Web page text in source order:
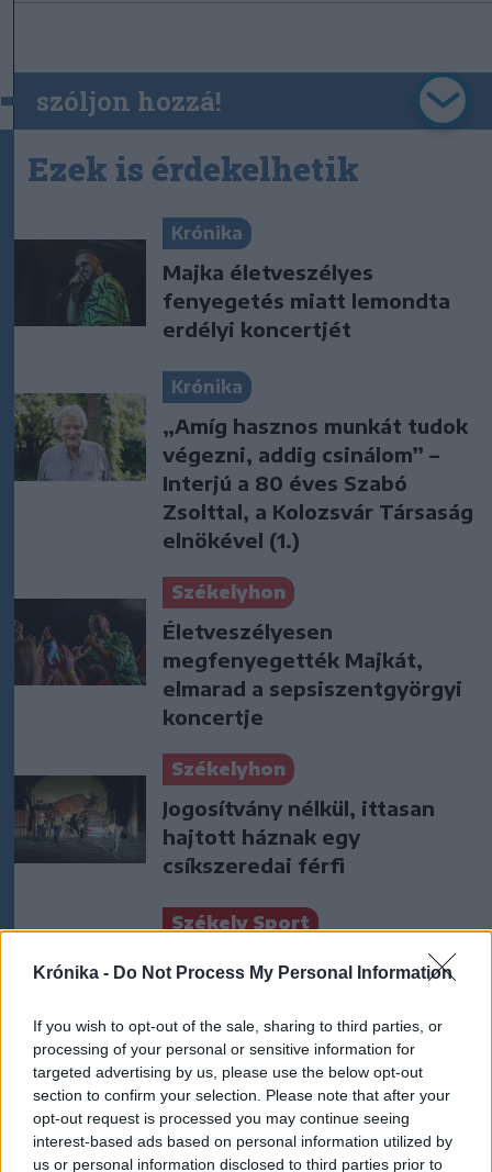
Krónika - Do Not Process My Personal Information
If you wish to opt-out of the sale, sharing to third parties, or
processing of your personal or sensitive information for
targeted advertising by us, please use the below opt-out
section to confirm your selection. Please note that after your
opt-out request is processed you may continue seeing
interest-based ads based on personal information utilized by
us or personal information disclosed to third parties prior to
szóljon hozzá!
Ezek is érdekelhetik
Krónika
Majka életveszélyes
fenyegetés miatt lemondta
erdélyi koncertjét
Krónika
„Amíg hasznos munkát tudok
végezni, addig csinálom” –
Interjú a 80 éves Szabó
Zsolttal, a Kolozsvár Társaság
elnökével (1.)
Székelyhon
Életveszélyesen
megfenyegették Majkát,
elmarad a sepsiszentgyörgyi
koncertje
Székelyhon
Jogosítvány nélkül, ittasan
hajtott háznak egy
csíkszeredai férfi
Székely Sport
Szembementek a trenddel: a
Sepsi OSK és az FK
Csíkszereda kilóg a sorból a
Szuperligában
Nőileg
Sándor Ella: Na, indíts, s
menjünk!